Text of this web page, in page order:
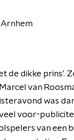
de dikke prins'.
van
was
voor-
van een